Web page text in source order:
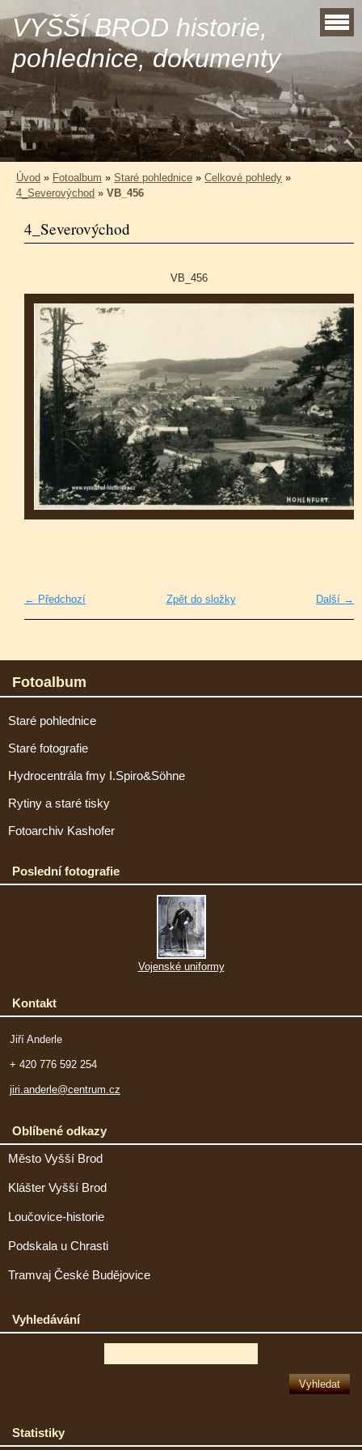
VYŠŠÍ BROD historie,
pohlednice, dokumenty
Úvod » Fotoalbum » Staré pohlednice » Celkové pohledy »
4_Severovýchod » VB_456
4_Severovýchod
VB_456
← Předchozí Další →
Zpět do složky
Fotoalbum
Staré pohlednice
Staré fotografie
Hydrocentrála fmy I.Spiro&Söhne
Rytiny a staré tisky
Fotoarchiv Kashofer
Poslední fotografie
Vojenské uniformy
Kontakt
Jiří Anderle
+ 420 776 592 254
jiri.anderle@centrum.cz
Oblíbené odkazy
Město Vyšší Brod
Klášter Vyšší Brod
Loučovice-historie
Podskala u Chrasti
Tramvaj České Budějovice
Vyhledávání
Statistiky